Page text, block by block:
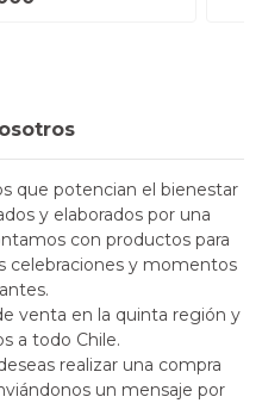
que potencian el bienestar
y elaborados por una
con productos para
celebraciones y momentos
venta en la quinta región y
a todo Chile.
realizar una compra
un mensaje por